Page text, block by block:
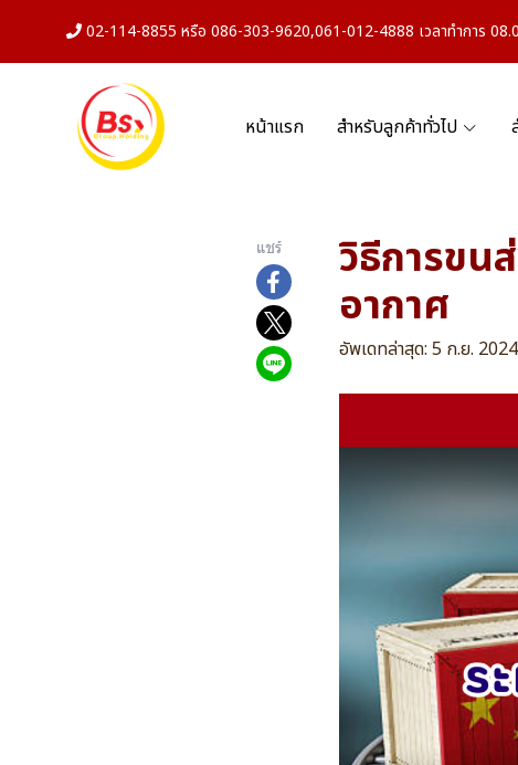
02-114-8855 หรือ 086-303-9620,061-012-4888 เวลาทำการ
หน้าแรก สำหรับลูกค้าทั่วไป
แชร์ วิธีการขน
อากาศ
อัพเดทล่าสุด: 5 ก.ย. 2024